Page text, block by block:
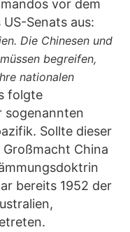
vor dem
Senats aus:
Die Chinesen und
begreifen,
nationalen
folgte
sogenannten
Sollte dieser
China
bereits 1952 der